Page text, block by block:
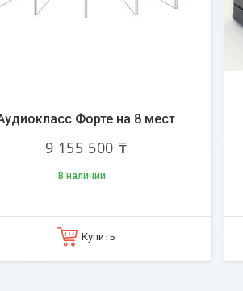
Форте на 8 мест
9 155 500 ₸
В наличии
Купить